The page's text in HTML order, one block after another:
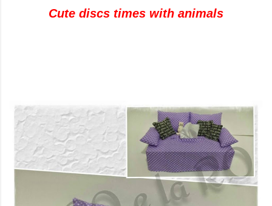
Cute discs times with animals